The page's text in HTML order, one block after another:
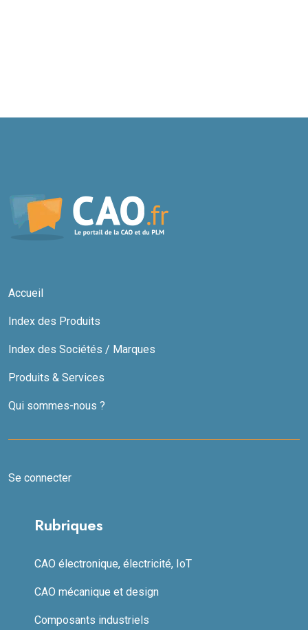
Accueil
Index des Produits
Index des Sociétés / Marques
Produits & Services
Qui sommes-nous ?
Se connecter
Rubriques
CAO électronique, électricité, IoT
CAO mécanique et design
Composants industriels